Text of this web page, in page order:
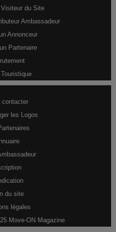
du Site
Ambassadeur
Annonceur
Partenaire
contacter
les Logos
du site
légales
Move-ON Magazine